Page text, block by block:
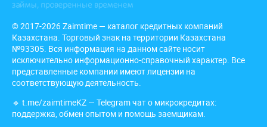
© 2017-2026 Zaimtime — каталог кредитных компаний
Казахстана. Торговый знак на территории Казахстана
№93305. Вся информация на данном сайте носит
исключительно информационно-справочный характер. Все
представленные компании имеют лицензии на
соответствующую деятельность.
🔹 t.me/zaimtimeKZ — Telegram чат о микрокредитах:
поддержка, обмен опытом и помощь заемщикам.